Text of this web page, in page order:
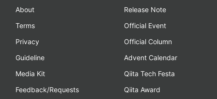
About
Terms
Privacy
Guideline
Media Kit
Feedback/Requests
Release Note
Official Event
Official Column
Advent Calendar
Qiita Tech Festa
Qiita Award